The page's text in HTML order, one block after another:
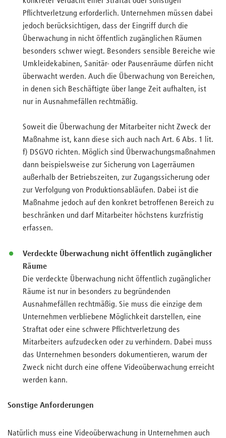
Pflichtverletzung erforderlich. Unternehmen müssen dabei
jedoch berücksichtigen, dass der Eingriff durch die
Überwachung in nicht öffentlich zugänglichen Räumen
besonders schwer wiegt. Besonders sensible Bereiche wie
Umkleidekabinen, Sanitär- oder Pausenräume dürfen nicht
überwacht werden. Auch die Überwachung von Bereichen,
in denen sich Beschäftigte über lange Zeit aufhalten, ist
nur in Ausnahmefällen rechtmäßig.
Soweit die Überwachung der Mitarbeiter nicht Zweck der
Maßnahme ist, kann diese sich auch nach Art. 6 Abs. 1 lit.
f) DSGVO richten. Möglich sind Überwachungsmaßnahmen
dann beispielsweise zur Sicherung von Lagerräumen
außerhalb der Betriebszeiten, zur Zugangssicherung oder
zur Verfolgung von Produktionsabläufen. Dabei ist die
Maßnahme jedoch auf den konkret betroffenen Bereich zu
beschränken und darf Mitarbeiter höchstens kurzfristig
erfassen.
Verdeckte Überwachung nicht öffentlich zugänglicher
Räume
Die verdeckte Überwachung nicht öffentlich zugänglicher
Räume ist nur in besonders zu begründenden
Ausnahmefällen rechtmäßig. Sie muss die einzige dem
Unternehmen verbliebene Möglichkeit darstellen, eine
Straftat oder eine schwere Pflichtverletzung des
Mitarbeiters aufzudecken oder zu verhindern. Dabei muss
das Unternehmen besonders dokumentieren, warum der
Zweck nicht durch eine offene Videoüberwachung erreicht
werden kann.
Sonstige Anforderungen
Natürlich muss eine Videoüberwachung in Unternehmen auch